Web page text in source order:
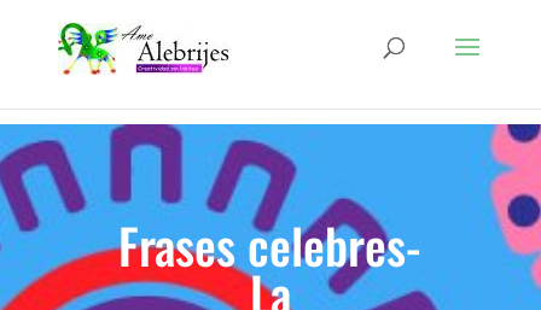
Frases celebres-
La